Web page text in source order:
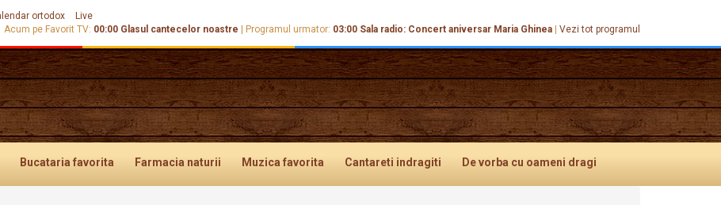
ortodox
Live
Acum pe Favorit TV: 00:00 Glasul cantecelor noastre Programul urmator: 03:00 Sala radio: Concert aniversar Maria Ghinea Vezi tot programul
Bucataria favorita Farmacia naturii Muzica favorita Cantareti indragiti De vorba cu oameni dragi